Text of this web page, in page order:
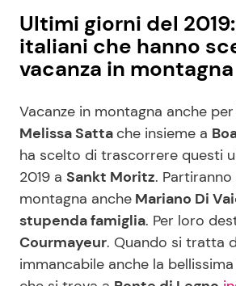
Ultimi giorni del
italiani che hanno
vacanza in montagna
Vacanze in montagna anche
Melissa Satta che insieme a
ha scelto di trascorrere questi
2019 a Sankt Moritz.
montagna anche Mariano Di
stupenda famiglia. Per loro
Courmayeur. Quando si tratta
immancabile anche la bellissima